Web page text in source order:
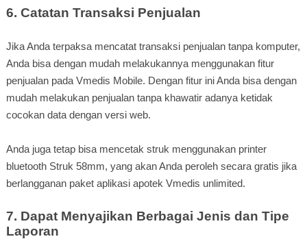
6. Catatan Transaksi Penjualan
Jika Anda terpaksa mencatat transaksi penjualan tanpa komputer,
Anda bisa dengan mudah melakukannya menggunakan fitur
penjualan pada Vmedis Mobile. Dengan fitur ini Anda bisa dengan
mudah melakukan penjualan tanpa khawatir adanya ketidak
cocokan data dengan versi web.
Anda juga tetap bisa mencetak struk menggunakan printer
bluetooth Struk 58mm, yang akan Anda peroleh secara gratis jika
berlangganan paket aplikasi apotek Vmedis unlimited.
7. Dapat Menyajikan Berbagai Jenis dan Tipe
Laporan